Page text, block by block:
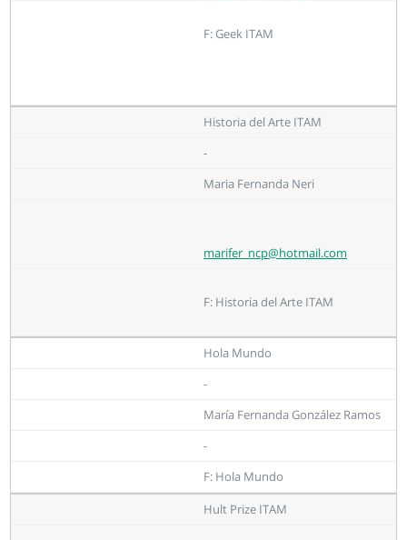
F: Geek ITAM
Historia del Arte ITAM
-
Maria Fernanda Neri
marifer_ncp@hotmail.com
F: Historia del Arte ITAM
Hola Mundo
-
María Fernanda González Ramos
-
F: Hola Mundo
Hult Prize ITAM